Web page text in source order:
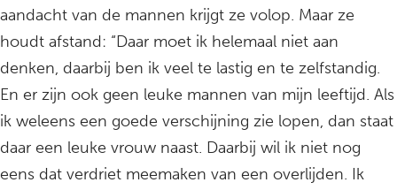
aandacht van de mannen krijgt ze volop. Maar ze
houdt afstand: “Daar moet ik helemaal niet aan
denken, daarbij ben ik veel te lastig en te zelfstandig.
En er zijn ook geen leuke mannen van mijn leeftijd. Als
ik weleens een goede verschijning zie lopen, dan staat
daar een leuke vrouw naast. Daarbij wil ik niet nog
eens dat verdriet meemaken van een overlijden. Ik